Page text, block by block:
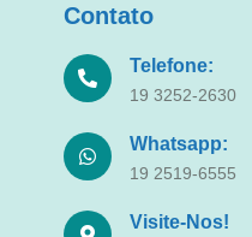
Contato
Telefone:
19 3252-2630
Whatsapp:
19 2519-6555
Visite-Nos!